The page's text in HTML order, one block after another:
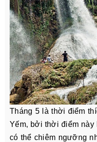
Tháng 5 là thời điểm
Yếm, bởi thời điểm này
có thể chiêm ngưỡng